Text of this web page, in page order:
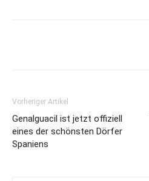
Vorheriger Artikel
Genalguacil ist jetzt offiziell
eines der schönsten Dörfer
Spaniens